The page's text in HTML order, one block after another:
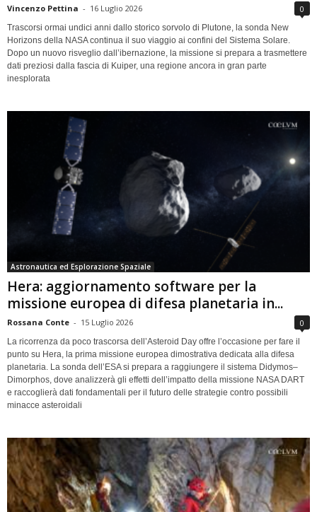
Vincenzo Pettina - 16 Luglio 2026 0
Trascorsi ormai undici anni dallo storico sorvolo di Plutone, la sonda New
Horizons della NASA continua il suo viaggio ai confini del Sistema Solare.
Dopo un nuovo risveglio dall’ibernazione, la missione si prepara a trasmettere
dati preziosi dalla fascia di Kuiper, una regione ancora in gran parte
inesplorata
Astronautica ed Esplorazione Spaziale
Hera: aggiornamento software per la
missione europea di difesa planetaria in...
Rossana Conte - 15 Luglio 2026 0
La ricorrenza da poco trascorsa dell’Asteroid Day offre l’occasione per fare il
punto su Hera, la prima missione europea dimostrativa dedicata alla difesa
planetaria. La sonda dell’ESA si prepara a raggiungere il sistema Didymos–
Dimorphos, dove analizzerà gli effetti dell’impatto della missione NASA DART
e raccoglierà dati fondamentali per il futuro delle strategie contro possibili
minacce asteroidali